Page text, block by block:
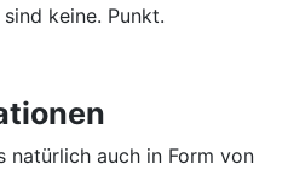
keine. Punkt.
natürlich auch in Form von